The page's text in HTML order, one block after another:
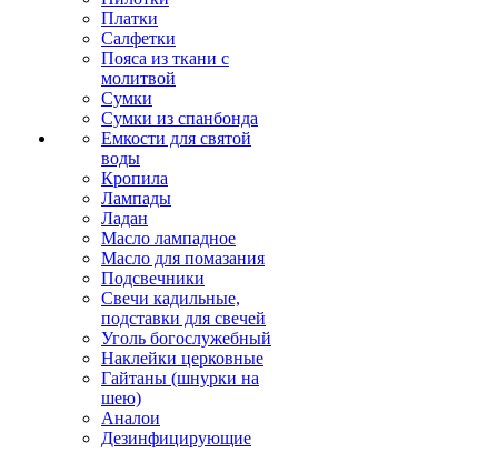
Платки
Салфетки
Пояса из ткани с
молитвой
Сумки
Сумки из спанбонда
Емкости для святой
воды
Кропила
Лампады
Ладан
Масло лампадное
Масло для помазания
Подсвечники
Свечи кадильные,
подставки для свечей
Уголь богослужебный
Наклейки церковные
Гайтаны (шнурки на
шею)
Аналои
Дезинфицирующие